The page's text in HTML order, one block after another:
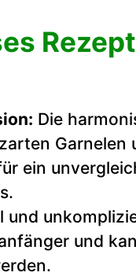
Die
Garnelen
ein
und
und